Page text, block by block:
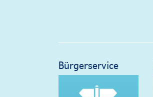
Bürgerservice